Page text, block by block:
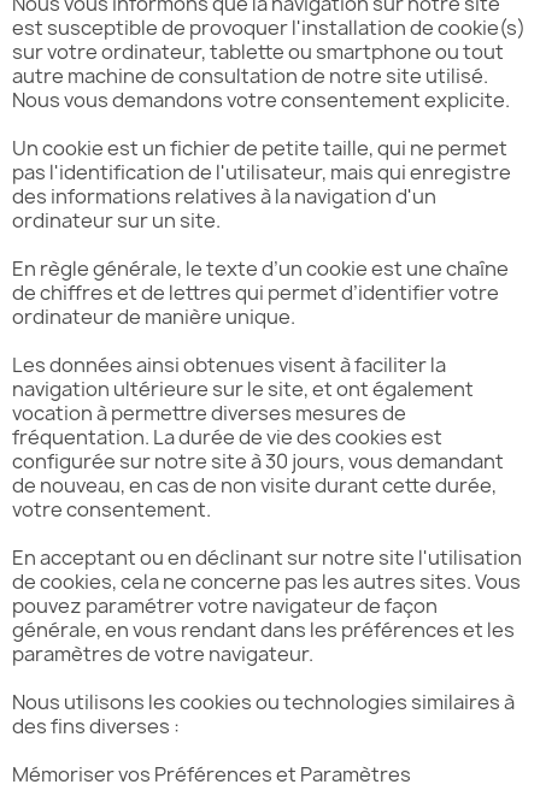
est susceptible de provoquer l'installation de cookie(s)
sur votre ordinateur, tablette ou smartphone ou tout
autre machine de consultation de notre site utilisé.
Nous vous demandons votre consentement explicite.
Un cookie est un fichier de petite taille, qui ne permet
pas l'identification de l'utilisateur, mais qui enregistre
des informations relatives à la navigation d'un
ordinateur sur un site.
En règle générale, le texte d’un cookie est une chaîne
de chiffres et de lettres qui permet d’identifier votre
ordinateur de manière unique.
Les données ainsi obtenues visent à faciliter la
navigation ultérieure sur le site, et ont également
vocation à permettre diverses mesures de
fréquentation. La durée de vie des cookies est
configurée sur notre site à 30 jours, vous demandant
de nouveau, en cas de non visite durant cette durée,
votre consentement.
En acceptant ou en déclinant sur notre site l'utilisation
de cookies, cela ne concerne pas les autres sites. Vous
pouvez paramétrer votre navigateur de façon
générale, en vous rendant dans les préférences et les
paramètres de votre navigateur.
Nous utilisons les cookies ou technologies similaires à
des fins diverses :
Mémoriser vos Préférences et Paramètres